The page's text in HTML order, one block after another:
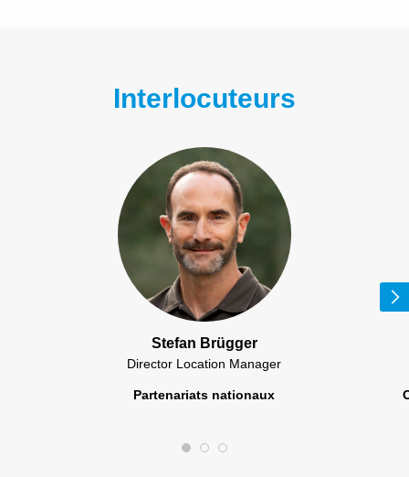
Interlocuteurs
Stefan Brügger
Director Location Manager
Partenariats nationaux